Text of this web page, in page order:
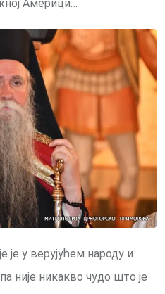
Америци…
је у верујућем народу и
није никакво чудо што је